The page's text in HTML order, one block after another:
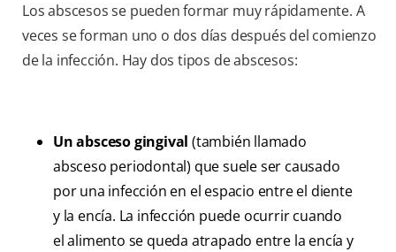
Los abscesos se pueden formar muy rápidamente. A
veces se forman uno o dos días después del comienzo
de la infección. Hay dos tipos de abscesos:
Un absceso gingival (también llamado
absceso periodontal) que suele ser causado
por una infección en el espacio entre el diente
y la encía. La infección puede ocurrir cuando
el alimento se queda atrapado entre la encía y